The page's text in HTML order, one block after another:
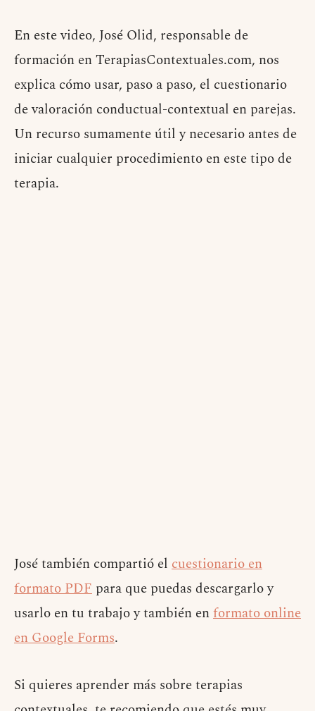
En este video, José Olid, responsable de
formación en TerapiasContextuales.com, nos
explica cómo usar, paso a paso, el cuestionario
de valoración conductual-contextual en parejas.
Un recurso sumamente útil y necesario antes de
iniciar cualquier procedimiento en este tipo de
terapia.
José también compartió el cuestionario en
formato PDF para que puedas descargarlo y
usarlo en tu trabajo y también enformato online
en Google Forms.
Si quieres aprender más sobre terapias